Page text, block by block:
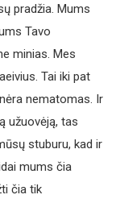
pradžia. Mums
Tavo
minias. Mes
Tai iki pat
nematomas. Ir
užuovėją, tas
stuburu, kad ir
mums čia
čia tik